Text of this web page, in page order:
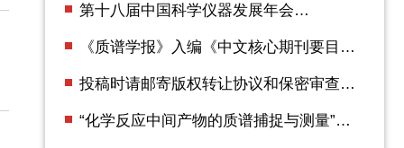
第十八届中国科学仪器发展年会
《质谱学报》入编《中文核心期刊要目总
投稿时请邮寄版权转让协议和保密审查证
“化学反应中间产物的质谱捕捉与测量”专